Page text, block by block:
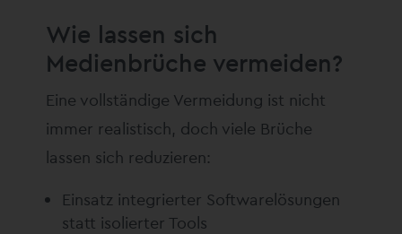
Wie lassen sich
Medienbrüche vermeiden?
Eine vollständige Vermeidung ist nicht
immer realistisch, doch viele Brüche
lassen sich reduzieren:
Einsatz integrierter Softwarelösungen
statt isolierter Tools